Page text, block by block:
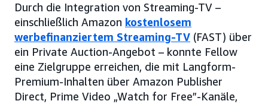
Durch die Integration von Streaming-TV –
einschließlich Amazon kostenlosem
werbefinanziertem Streaming-TV (FAST) über
ein Private Auction-Angebot – konnte Fellow
eine Zielgruppe erreichen, die mit Langform-
Premium-Inhalten über Amazon Publisher
Direct, Prime Video „Watch for Free”-Kanäle,